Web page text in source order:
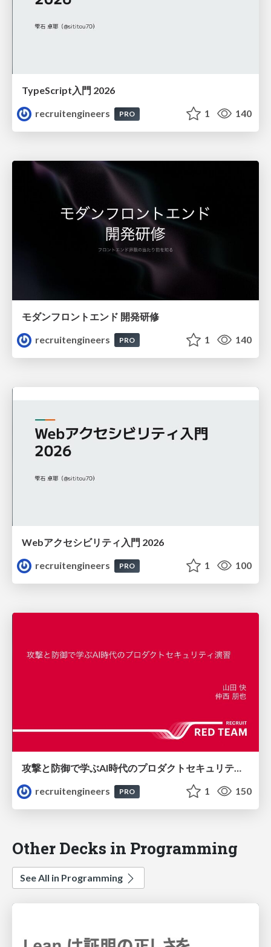
TypeScript入門 2026
recruitengineers
PRO 1 140
モダンフロントエンド 開発研修
recruitengineers
PRO 1 140
Webアクセシビリティ入門 2026
recruitengineers
PRO 1 100
攻撃と防御で学ぶAI時代のプロダクトセキュリティ演習
recruitengineers
PRO 1 150
Other Decks in Programming
See All in Programming